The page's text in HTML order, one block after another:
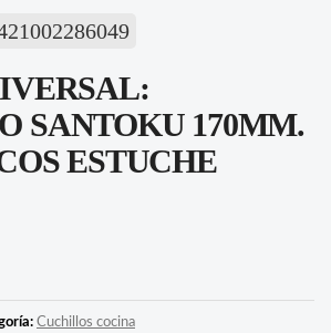
SANTOKU 170MM.
ESTUCHE
Cuchillos cocina